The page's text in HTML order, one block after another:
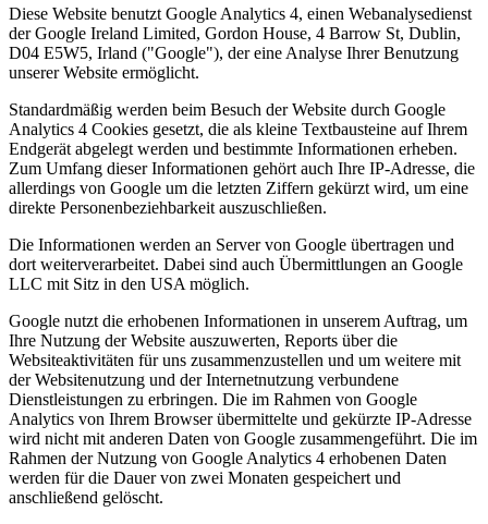
Diese Website benutzt Google Analytics 4, einen Webanalysedienst
der Google Ireland Limited, Gordon House, 4 Barrow St, Dublin,
D04 E5W5, Irland ("Google"), der eine Analyse Ihrer Benutzung
unserer Website ermöglicht.
Standardmäßig werden beim Besuch der Website durch Google
Analytics 4 Cookies gesetzt, die als kleine Textbausteine auf Ihrem
Endgerät abgelegt werden und bestimmte Informationen erheben.
Zum Umfang dieser Informationen gehört auch Ihre IP-Adresse, die
allerdings von Google um die letzten Ziffern gekürzt wird, um eine
direkte Personenbeziehbarkeit auszuschließen.
Die Informationen werden an Server von Google übertragen und
dort weiterverarbeitet. Dabei sind auch Übermittlungen an Google
LLC mit Sitz in den USA möglich.
Google nutzt die erhobenen Informationen in unserem Auftrag, um
Ihre Nutzung der Website auszuwerten, Reports über die
Websiteaktivitäten für uns zusammenzustellen und um weitere mit
der Websitenutzung und der Internetnutzung verbundene
Dienstleistungen zu erbringen. Die im Rahmen von Google
Analytics von Ihrem Browser übermittelte und gekürzte IP-Adresse
wird nicht mit anderen Daten von Google zusammengeführt. Die im
Rahmen der Nutzung von Google Analytics 4 erhobenen Daten
werden für die Dauer von zwei Monaten gespeichert und
anschließend gelöscht.